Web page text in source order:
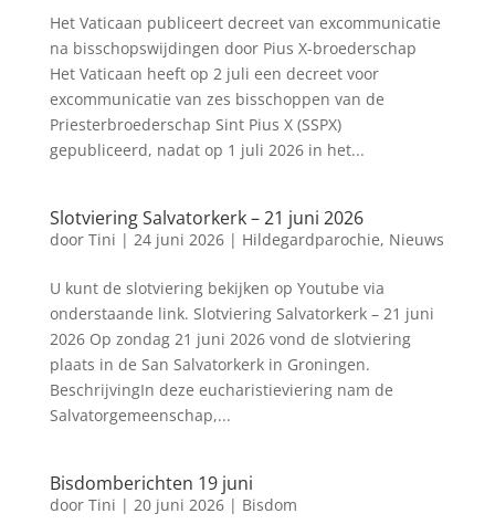
Het Vaticaan publiceert decreet van excommunicatie
na bisschopswijdingen door Pius X-broederschap
Het Vaticaan heeft op 2 juli een decreet voor
excommunicatie van zes bisschoppen van de
Priesterbroederschap Sint Pius X (SSPX)
gepubliceerd, nadat op 1 juli 2026 in het...
Slotviering Salvatorkerk – 21 juni 2026
door Tini | 24 juni 2026| Hildegardparochie, Nieuws
U kunt de slotviering bekijken op Youtube via
onderstaande link. Slotviering Salvatorkerk – 21 juni
2026 Op zondag 21 juni 2026 vond de slotviering
plaats in de San Salvatorkerk in Groningen.
BeschrijvingIn deze eucharistieviering nam de
Salvatorgemeenschap,...
Bisdomberichten 19 juni
door Tini | 20 juni 2026| Bisdom